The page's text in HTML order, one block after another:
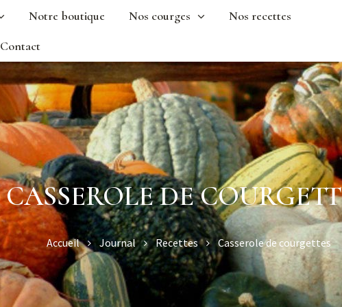
Notre boutique Nos courges
Nos recettes
Contact
CASSEROLE DE
Accueil Journal Recettes Casserole de courgettes